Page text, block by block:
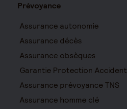
Prévoyance
Assurance autonomie
Assurance décès
Assurance obsèques
Garantie Protection Accident
Assurance prévoyance TNS
Assurance homme clé